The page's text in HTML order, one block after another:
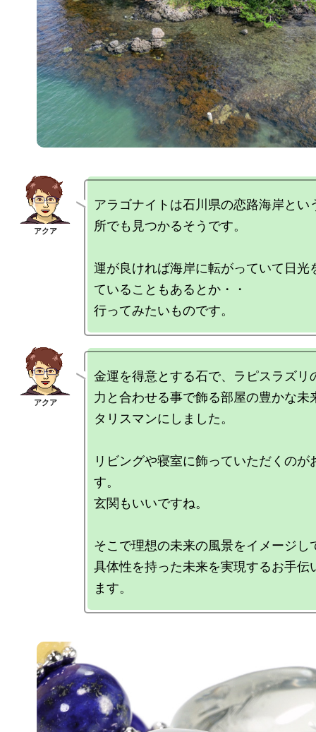
アラゴナイトは石川県の恋路海岸とい
所でも見つかるそうです。
運が良ければ海岸に転がっていて日光
ていることもあるとか・・
金運を得意とする石で、ラピスラズリ
力と合わせる事で飾る部屋の豊かな未
タリスマンにしました。
リビングや寝室に飾っていただくのが
す。
玄関もいいですね。
そこで理想の未来の風景をイメージし
具体性を持った未来を実現するお手伝